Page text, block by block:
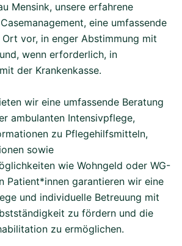
Mensink, unsere erfahrene
eine umfassende
vor, in enger Abstimmung mit
wenn erforderlich, in
der Krankenkasse.
wir eine umfassende Beratung
ambulanten Intensivpflege,
zu Pflegehilfsmitteln,
sowie
wie Wohngeld oder WG-
Patient*innen garantieren wir eine
und individuelle Betreuung mit
zu fördern und die
zu ermöglichen.